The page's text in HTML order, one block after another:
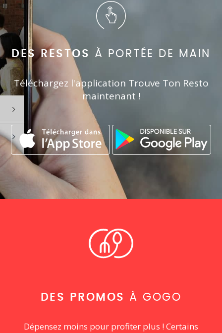
DES RESTOS À PORTÉE DE MAIN
Téléchargez l'application Trouve Ton Resto
maintenant !
DES PROMOS À GOGO
Dépensez moins pour profiter plus ! Certains